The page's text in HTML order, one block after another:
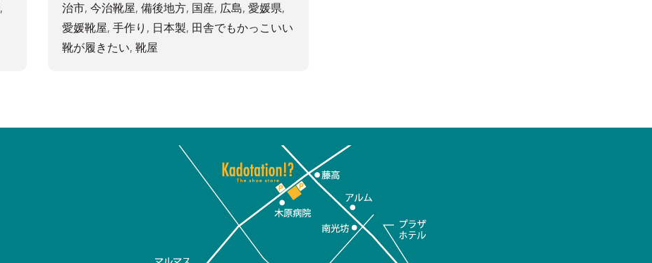
,
治市, 今治靴屋, 備後地方, 国産, 広島, 愛媛県,
愛媛靴屋, 手作り , 日本製, 田舎でもかっこいい
靴が履きたい, 靴屋